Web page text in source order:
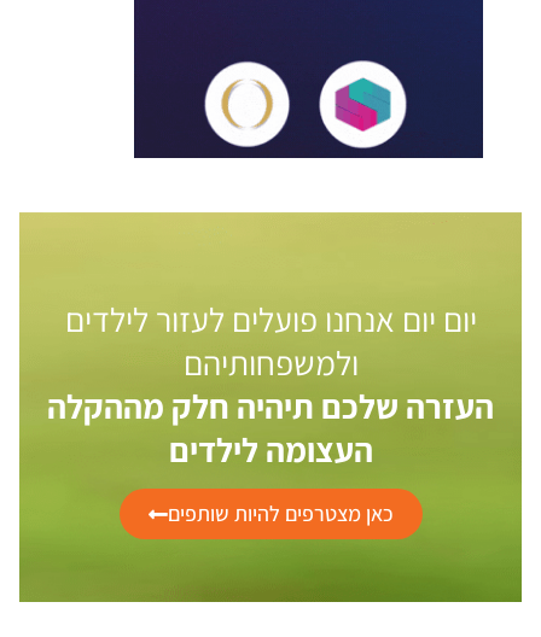
יום יום אנחנו פועלים לעזור לילדים
ולמשפחותיהם
העזרה שלכם תיהיה חלק מההקלה
העצומה לילדים
כאן מצטרפים להיות שותפים